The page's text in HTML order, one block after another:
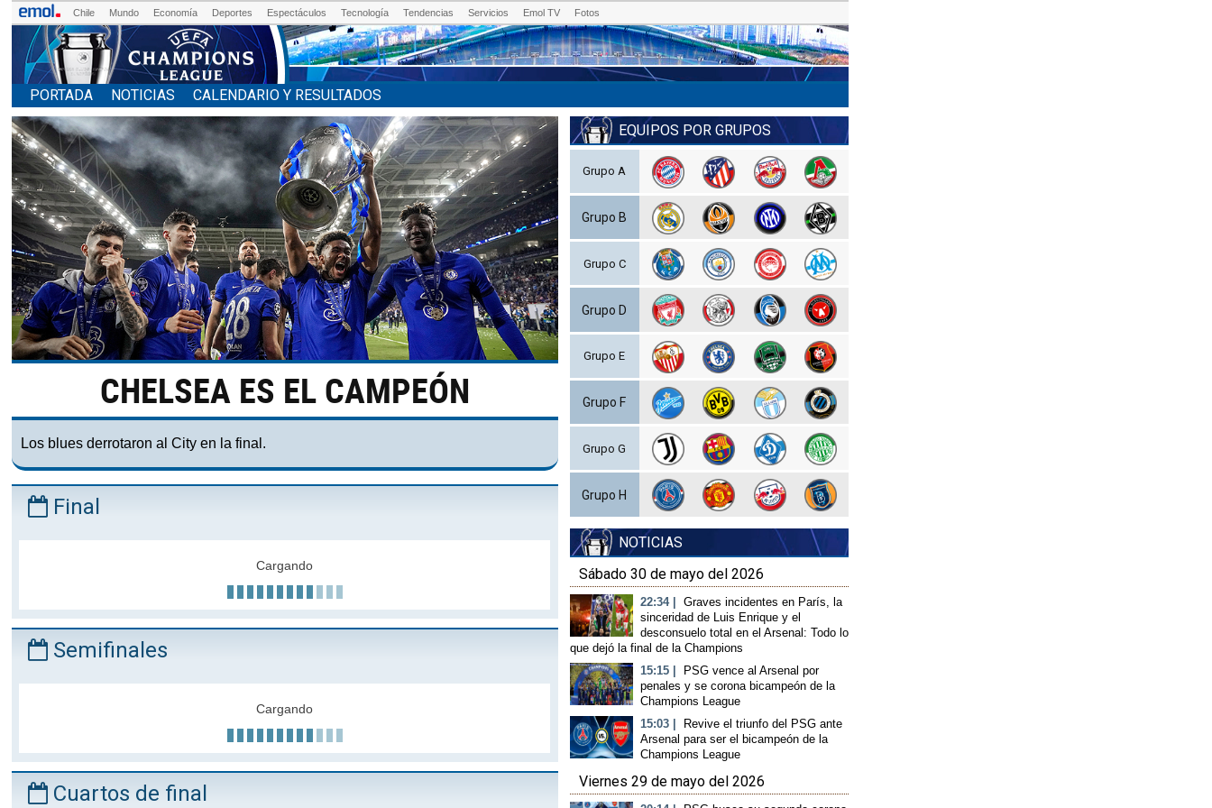
Chile Mundo Economía Deportes Espectáculos Tecnología Tendencias Servicios Emol TV Fotos
PORTADA NOTICIAS CALENDARIO Y RESULTADOS
CHELSEA ES EL CAMPEÓN
Los blues derrotaron al City en la final.
Final
Cargando
Semifinales
Cargando
Cuartos de final
EQUIPOS POR GRUPOS
Grupo A
Grupo B
Grupo C
Grupo D
Grupo E
Grupo F
Grupo G
Grupo H
NOTICIAS
Sábado 30 de mayo del 2026
22:34 |
Graves incidentes en París, la
sinceridad de Luis Enrique y el
desconsuelo total en el Arsenal: Todo lo
que dejó la final de la Champions
15:15 |
PSG vence al Arsenal por
penales y se corona bicampeón de la
Champions League
15:03 |
Revive el triunfo del PSG ante
Arsenal para ser el bicampeón de la
Champions League
Viernes 29 de mayo del 2026